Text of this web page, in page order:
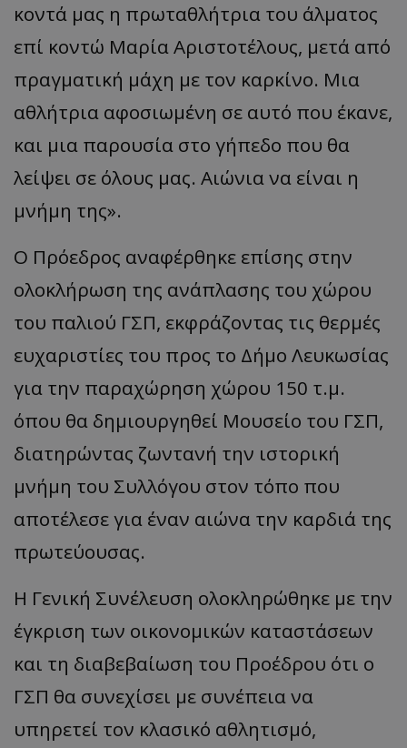
κοντά μας η πρωταθλήτρια του άλματος
επί κοντώ Μαρία Αριστοτέλους, μετά από
πραγματική μάχη με τον καρκίνο. Μια
αθλήτρια αφοσιωμένη σε αυτό που έκανε,
και μια παρουσία στο γήπεδο που θα
λείψει σε όλους μας. Αιώνια να είναι η
μνήμη της».
Ο Πρόεδρος αναφέρθηκε επίσης στην
ολοκλήρωση της ανάπλασης του χώρου
του παλιού ΓΣΠ, εκφράζοντας τις θερμές
ευχαριστίες του προς το Δήμο Λευκωσίας
για την παραχώρηση χώρου 150 τ.μ.
όπου θα δημιουργηθεί Μουσείο του ΓΣΠ,
διατηρώντας ζωντανή την ιστορική
μνήμη του Συλλόγου στον τόπο που
αποτέλεσε για έναν αιώνα την καρδιά της
πρωτεύουσας.
Η Γενική Συνέλευση ολοκληρώθηκε με την
έγκριση των οικονομικών καταστάσεων
και τη διαβεβαίωση του Προέδρου ότι ο
ΓΣΠ θα συνεχίσει με συνέπεια να
υπηρετεί τον κλασικό αθλητισμό,